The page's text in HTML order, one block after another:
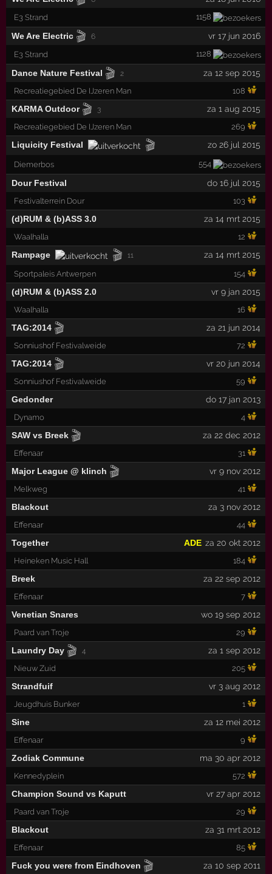
E3 Strand 1158
We Are Electric 🎬 6 vr 17 jun 2016
E3 Strand 1128
Dance Nature Festival 🎬 2 za 12 sep 2015
Recreatiegebied De IJzeren Man 108
KARMA Outdoor 🎬 3 za 1 aug 2015
Recreatiegebied De IJzeren Man 269
Liquicity Festival 🎬 zo 26 jul 2015
Diemerbos 554
Dour Festival do 16 jul 2015
Festivalterrein Dour 103
(d)RUM & (b)ASS 3.0 za 14 mrt 2015
Waalhalla 12
Rampage 🎬 11 za 14 mrt 2015
Sportpaleis Antwerpen 154
(d)RUM & (b)ASS 2.0 vr 9 jan 2015
Waalhalla 16
TAG:2014 🎬 za 21 jun 2014
Sonniushof Festivalweide 72
TAG:2014 🎬 vr 20 jun 2014
Sonniushof Festivalweide 59
Gedonder do 17 jan 2013
Dynamo 4
SAW vs Breek 🎬 za 22 dec 2012
Effenaar 31
Major League @ klinch 🎬 vr 9 nov 2012
Melkweg 41
Blackout za 3 nov 2012
Effenaar 44
Together za 20 okt 2012
ADE
Heineken Music Hall 184
Breek za 22 sep 2012
Effenaar 7
Venetian Snares wo 19 sep 2012
Paard van Troje 29
Laundry Day 🎬 4 za 1 sep 2012
Nieuw Zuid 205
Strandfuif vr 3 aug 2012
Jeugdhuis Bunker 1
Sine za 12 mei 2012
Effenaar 9
Zodiak Commune ma 30 apr 2012
Kennedyplein 572
Champion Sound vs Kaputt vr 27 apr 2012
Paard van Troje 29
Blackout za 31 mrt 2012
Effenaar 85
Fuck you were from Eindhoven 🎬 za 10 sep 2011